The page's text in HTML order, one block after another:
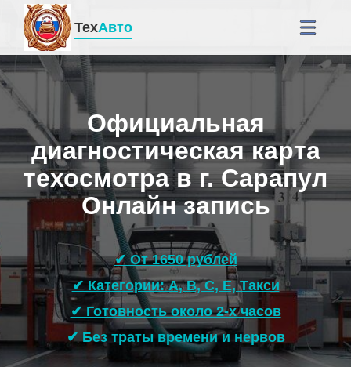
ТехАвто
Официальная
диагностическая карта
техосмотра в г. Сарапул
Онлайн запись
✔ От 1650 рублей
✔ Категории: A, B, C, E, Такси
✔ Готовность около 2-х часов
✔ Без траты времени и нервов